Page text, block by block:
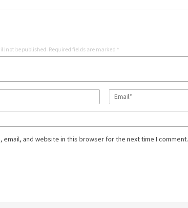
not be published. Required fields are marked *
email, and website in this browser for the next time I comment.